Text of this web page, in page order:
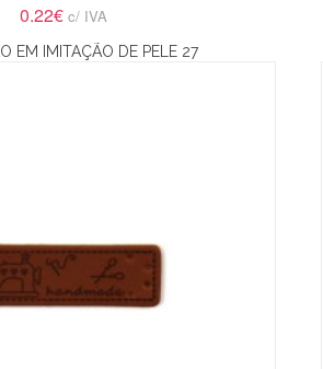
0.22€ c/ IVA
EM IMITAÇÃO DE PELE 27